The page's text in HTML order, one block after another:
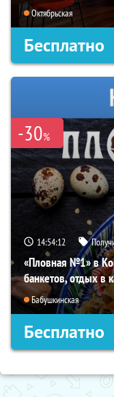
Октябрьская
Бесплатно
-30%
14:54:11
«Пловная №1» в
банкетов, отдых в
Бабушкинская
Бесплатно